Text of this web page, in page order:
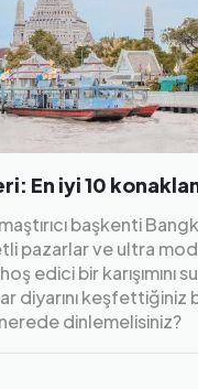
En iyi 10
başkenti
pazarlar ve ultra
edici bir karışımını
diyarını keşfettiğiniz
nerede dinlemelisiniz?